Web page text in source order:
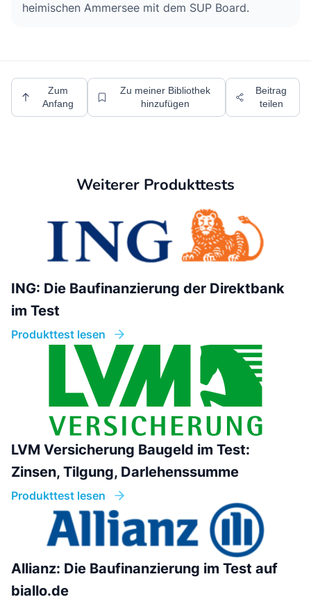
heimischen Ammersee mit dem SUP Board.
Zum
Anfang
Zu meiner Bibliothek
hinzufügen
Beitrag
teilen
Weiterer Produkttests
ING: Die Baufinanzierung der Direktbank
im Test
Produkttest lesen
LVM Versicherung Baugeld im Test:
Zinsen, Tilgung, Darlehenssumme
Produkttest lesen
Allianz: Die Baufinanzierung im Test auf
biallo.de